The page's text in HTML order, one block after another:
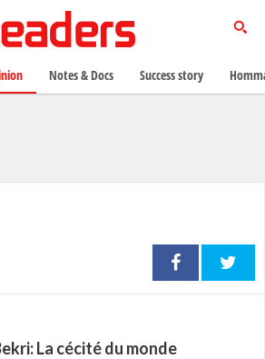
La cécité du monde
Notes & Docs Success story